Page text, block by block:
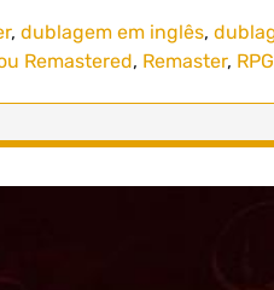
, dublagem em inglês,
Remastered, Remaster,